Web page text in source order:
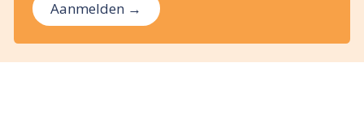
Aanmelden →